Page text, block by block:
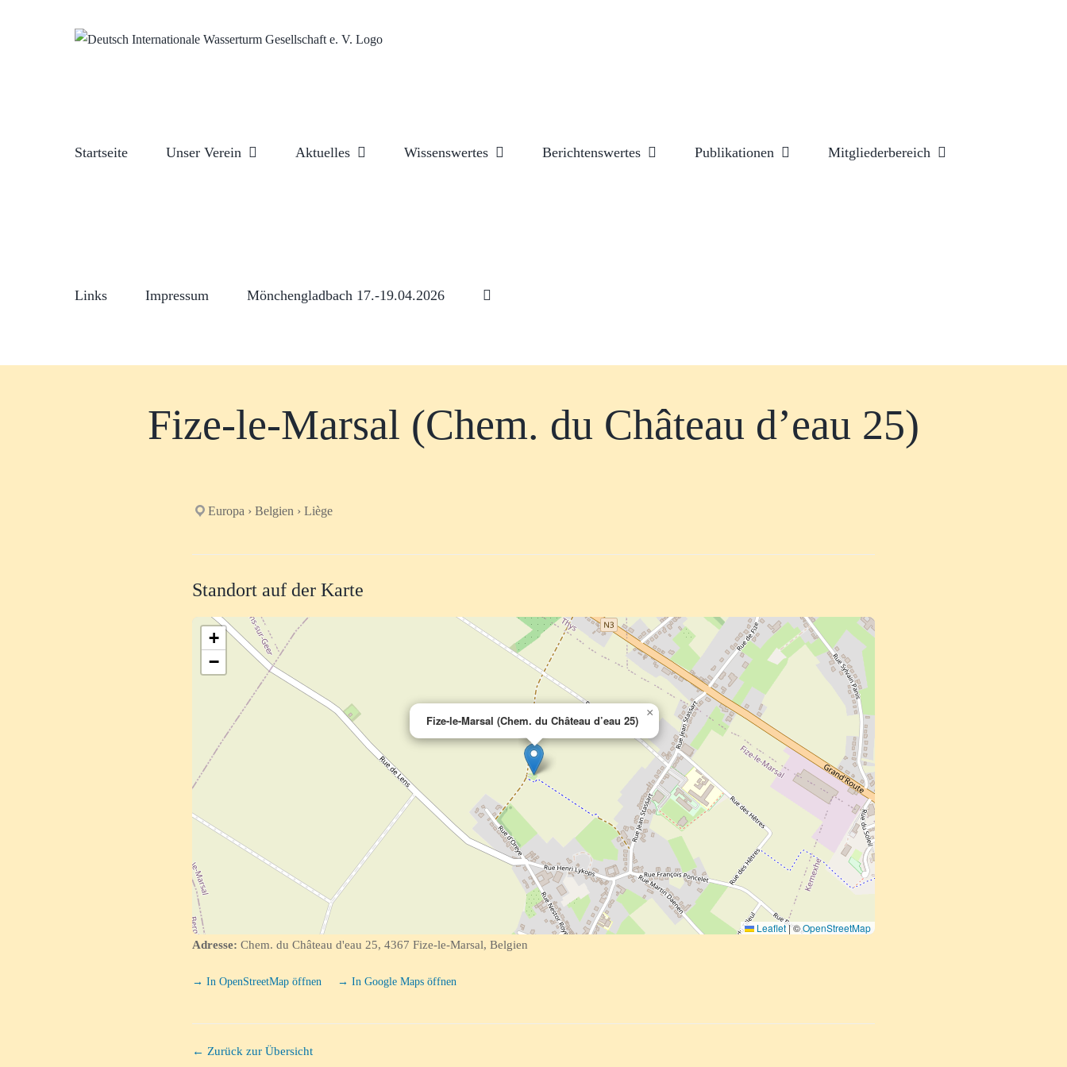
Startseite Unser Verein Aktuelles Wissenswertes Berichtenswertes Publikationen Mitgliederbereich
Links Impressum Mönchengladbach 17.-19.04.2026
Fize-le-Marsal (Chem. du Château d’eau 25)
Europa › Belgien › Liège
Standort auf der Karte
Fize-le-Marsal (Chem. du Château d’eau 25)
×
+
−
Leaflet|©OpenStreetMap
Adresse: Chem. du Château d'eau 25, 4367 Fize-le-Marsal, Belgien
→ In OpenStreetMap öffnen → In Google Maps öffnen
← Zurück zur Übersicht